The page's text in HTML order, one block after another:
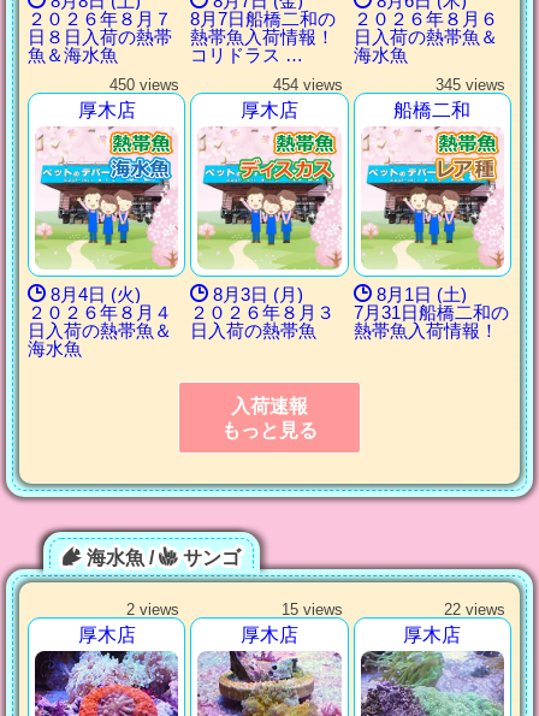
２０２６年８月７
日８日入荷の熱帯
魚＆海水魚
8月7日船橋二和の
熱帯魚入荷情報！
コリドラス …
２０２６年８月６
日入荷の熱帯魚＆
海水魚
450 views
厚木店
8月4日 (火)
２０２６年８月４
日入荷の熱帯魚＆
海水魚
454 views
厚木店
8月3日 (月)
２０２６年８月３
日入荷の熱帯魚
345 views
船橋二和
8月1日 (土)
7月31日船橋二和の
熱帯魚入荷情報！
入荷速報
もっと見る
海水魚 / サンゴ
2 views
厚木店
15 views
厚木店
22 views
厚木店